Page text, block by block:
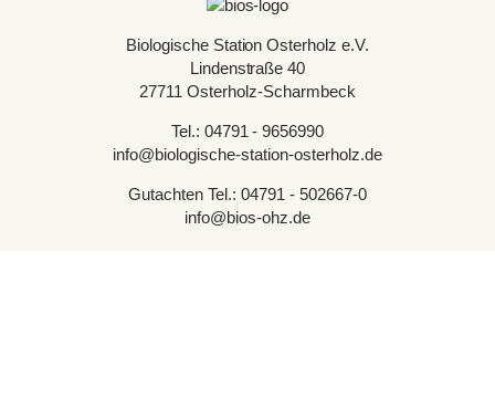
Biologische Station Osterholz e.V.
Lindenstraße 40
27711 Osterholz-Scharmbeck
Tel.: 04791 - 9656990
info@biologische-station-osterholz.de
Gutachten Tel.: 04791 - 502667-0
info@bios-ohz.de